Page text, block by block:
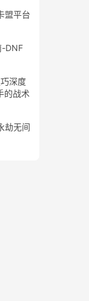
盟平台
-DNF
深度
的战术
劫无间